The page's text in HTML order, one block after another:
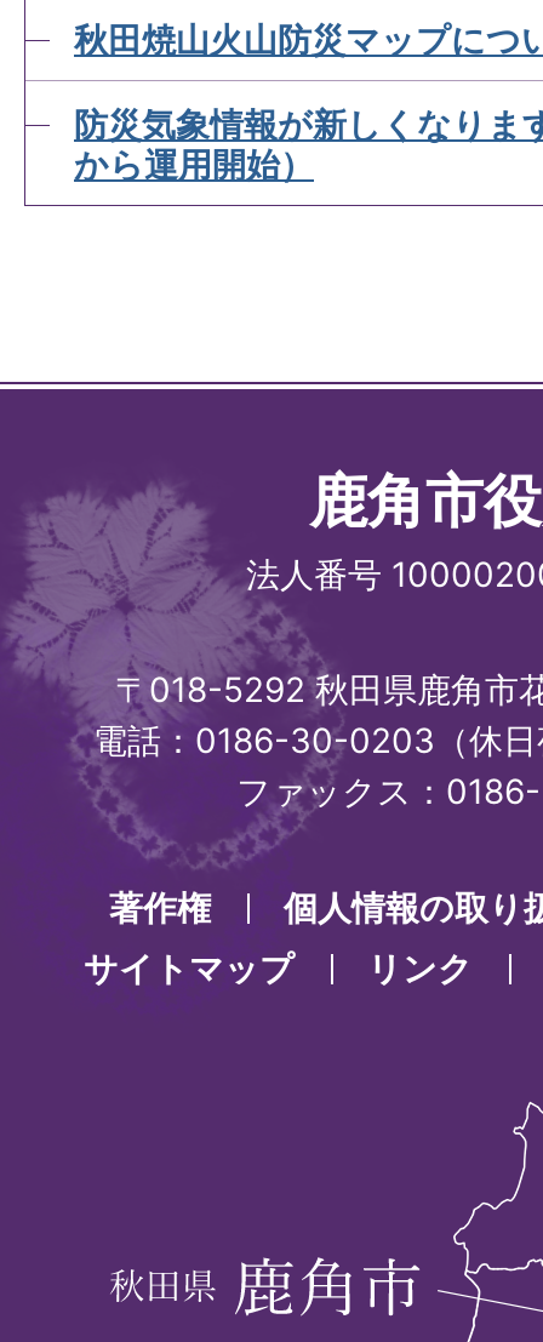
秋田焼山火山防災マップにつ
防災気象情報が新しくなり
から運用開始）
鹿角市
法人番号
〒018-5292 秋田県鹿角市
電話：0186-30-0203（休
ファックス：
著作権
個人情報の取り
サイトマップ
リンク